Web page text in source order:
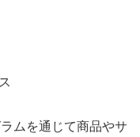
ムを通じて商品やサ